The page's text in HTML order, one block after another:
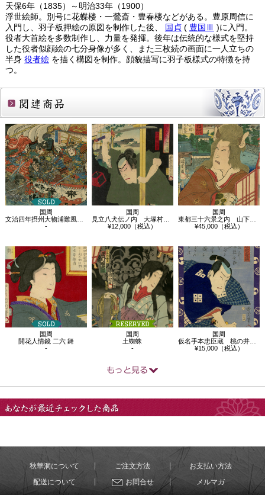
天保6年（1835）～明治33年（1900）
浮世絵師。別号に花蝶楼・一鶯斎・豊春楼などがある。豊原周信に
入門し、羽子板押絵の原図を制作した後、 国貞( 豊国Ⅲ )に入門。
役者大首絵を多数制作し、力量を発揮。後年は伝統的な様式を堅持
した役者似顔絵の七分身像が多く、また三枚続の画面に一人立ちの
半身 役者絵を描く構図を制作。顔貌描写に羽子板様式の特徴を持
つ。
関連商品
国周
文治四年摂州大物浦難風の図
-
国周
見立八犬伝ノ内 大塚村 犬川荘助
¥12,000（税込）
国周
東都三十六景之内 山下御門 古猫の怪 …
¥45,000（税込）
国周
開花人情鏡 二六 舞
-
国周
土蜘蛛
-
国周
仮名手本忠臣蔵 桃の井若狭之助
¥15,000（税込）
秋華洞について ご注文方法
お支払い方法
配送について
お問合せ メルマガ